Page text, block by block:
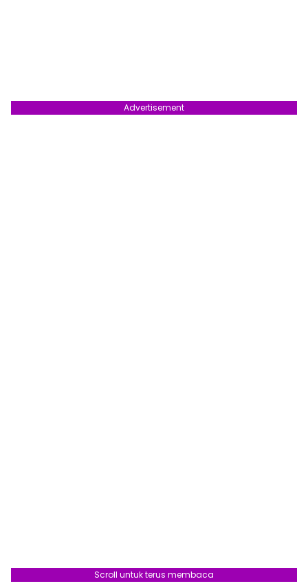
Advertisement
Scroll untuk terus membaca